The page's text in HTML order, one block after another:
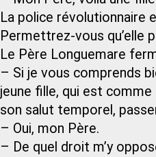
La police révolutionnaire
Permettrez-vous qu’elle
Le Père Longuemare
– Si je vous comprends
jeune fille, qui est comme
son salut temporel,
– Oui, mon Père.
– De quel droit m’y